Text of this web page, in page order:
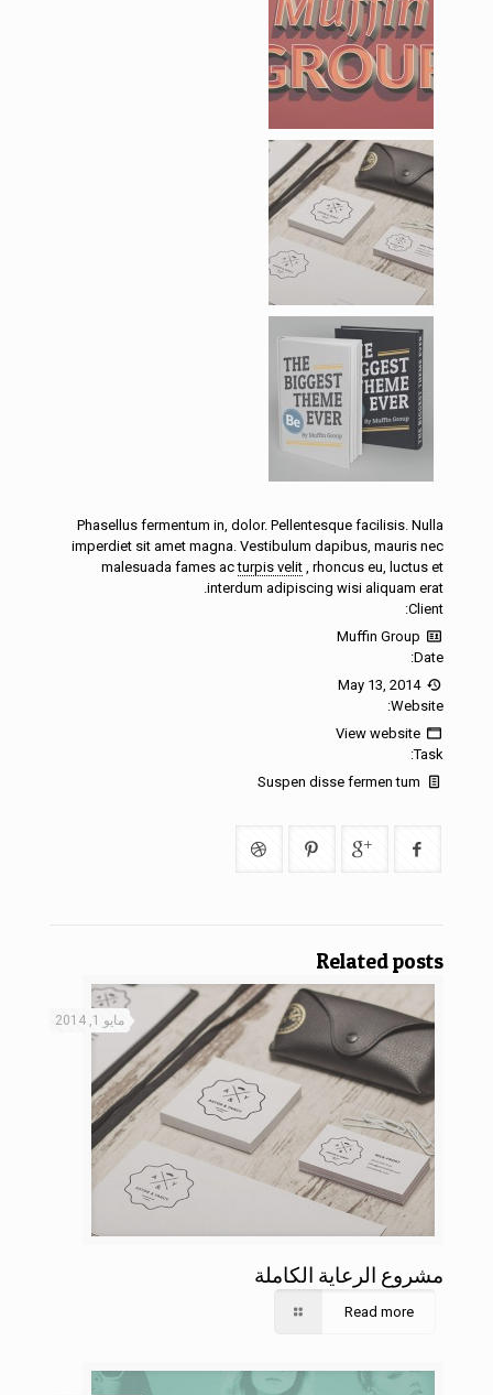
Phasellus fermentum in, dolor. Pellentesque facilisis. Nulla
imperdiet sit amet magna. Vestibulum dapibus, mauris nec
malesuada fames acturpis velit , rhoncus eu, luctus et
interdum adipiscing wisi aliquam erat.
Client:
Date:
May 13, 2014
Website:
View website
Task:
Related posts
مايو 1, 2014
مشروع الرعاية الكاملة
Read more